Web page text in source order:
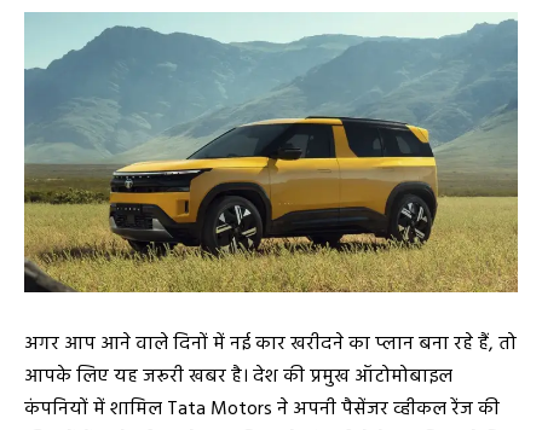
अगर आप आने वाले दिनों में नई कार खरीदने का प्लान बना रहे हैं, तो
आपके लिए यह जरूरी खबर है। देश की प्रमुख ऑटोमोबाइल
कंपनियों में शामिल Tata Motors ने अपनी पैसेंजर व्हीकल रेंज की